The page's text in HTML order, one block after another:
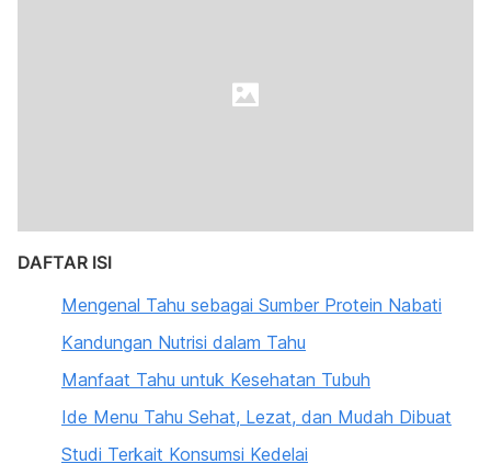
DAFTAR ISI
Mengenal Tahu sebagai Sumber Protein Nabati
Kandungan Nutrisi dalam Tahu
Manfaat Tahu untuk Kesehatan Tubuh
Ide Menu Tahu Sehat, Lezat, dan Mudah Dibuat
Studi Terkait Konsumsi Kedelai